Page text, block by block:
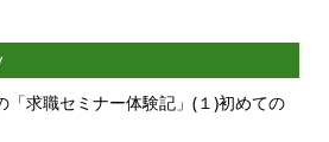
「求職セミナー体験記」(１)初めての